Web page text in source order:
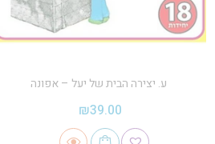
ע. יצירה הבית של יעל – אפונה
₪39.00